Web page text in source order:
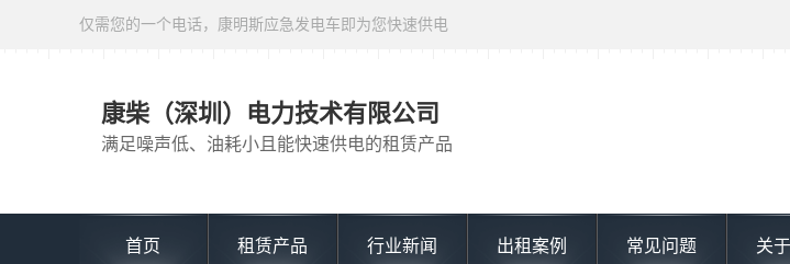
仅需您的一个电话，康明斯应急发电车即为您快速供电
康柴（深圳）电力技术有限公司
满足噪声低、油耗小且能快速供电的租赁产品
首页 租赁产品 行业新闻 出租案例 常见问题 关